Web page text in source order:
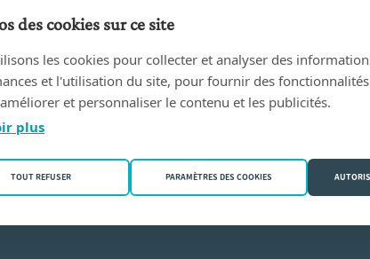
au aujourd'hui
Notaire(1180 Uccle)
des cookies sur ce site
les cookies pour collecter et analyser des
et l'utilisation du site, pour fournir des
et personnaliser le contenu et les publicités.
plus
TOUT REFUSER PARAMÈTRES DES COOKIES